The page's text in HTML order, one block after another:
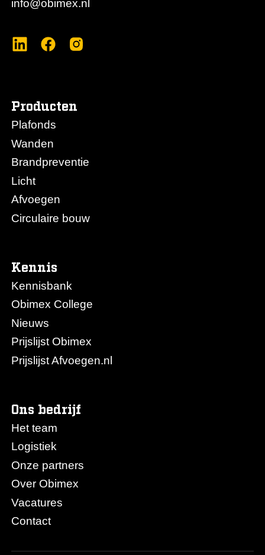
info@obimex.nl
Producten
Plafonds
Wanden
Brandpreventie
Licht
Afvoegen
Circulaire bouw
Kennis
Kennisbank
Obimex College
Nieuws
Prijslijst Obimex
Prijslijst Afvoegen.nl
Ons bedrijf
Het team
Logistiek
Onze partners
Over Obimex
Vacatures
Contact